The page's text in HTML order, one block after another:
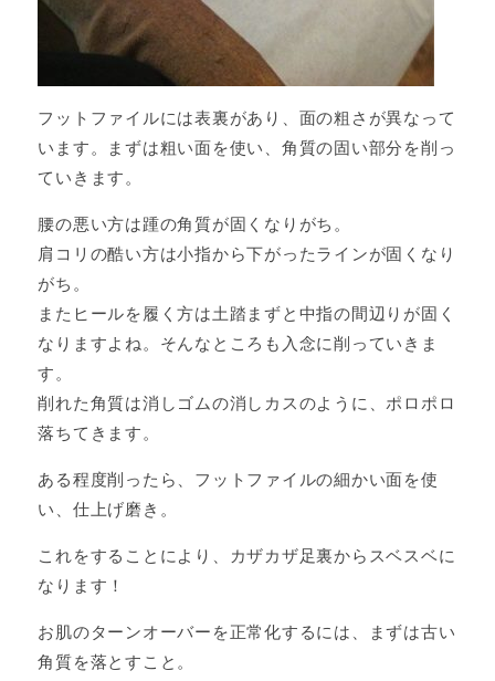
フットファイルには表裏があり、面の粗さが異なって
います。まずは粗い面を使い、角質の固い部分を削っ
ていきます。
腰の悪い方は踵の角質が固くなりがち。
肩コリの酷い方は小指から下がったラインが固くなり
がち。
またヒールを履く方は土踏まずと中指の間辺りが固く
なりますよね。そんなところも入念に削っていきま
す。
削れた角質は消しゴムの消しカスのように、ポロポロ
落ちてきます。
ある程度削ったら、フットファイルの細かい面を使
い、仕上げ磨き。
これをすることにより、カザカザ足裏からスベスベに
なります！
お肌のターンオーバーを正常化するには、まずは古い
角質を落とすこと。